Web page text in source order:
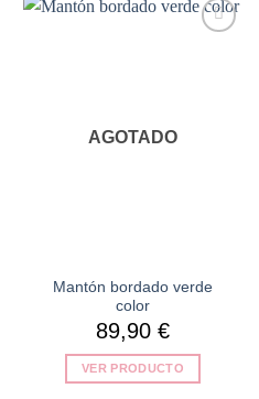
AGOTADO
Mantón bordado verde
color
89,90 €
VER PRODUCTO